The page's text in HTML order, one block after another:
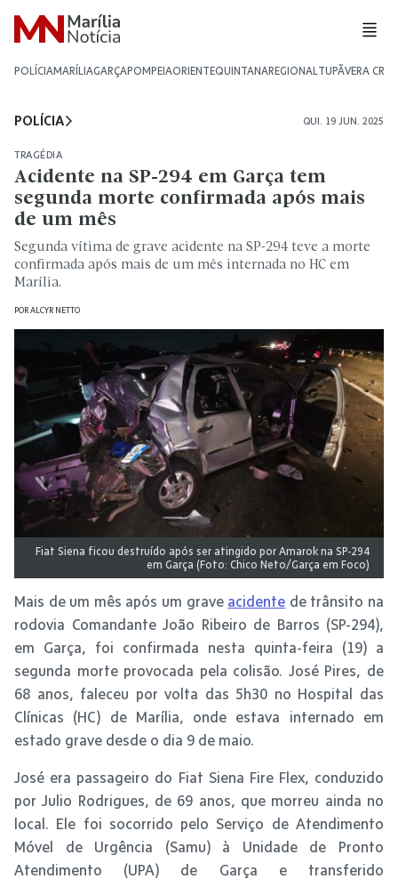
POLÍCIAMARÍLIAGARÇAPOMPEIAORIENTEQUINTANAREGIONALTUPÃVERA CRUZ
POLÍCIA QUI. 19 JUN. 2025
TRAGÉDIA
Acidente na SP-294 em Garça tem
segunda morte confirmada após mais
de um mês
Segunda vítima de grave acidente na SP-294 teve a morte
confirmada após mais de um mês internada no HC em
Marília.
PORALCYR NETTO
Fiat Siena ficou destruído após ser atingido por Amarok na SP-294
em Garça (Foto: Chico Neto/Garça em Foco)
Mais de um mês após um grave acidente de trânsito na
rodovia Comandante João Ribeiro de Barros (SP-294),
em Garça, foi confirmada nesta quinta-feira (19) a
segunda morte provocada pela colisão. José Pires, de
68 anos, faleceu por volta das 5h30 no Hospital das
Clínicas (HC) de Marília, onde estava internado em
estado grave desde o dia 9 de maio.
José era passageiro do Fiat Siena Fire Flex, conduzido
por Julio Rodrigues, de 69 anos, que morreu ainda no
local. Ele foi socorrido pelo Serviço de Atendimento
Móvel de Urgência (Samu) à Unidade de Pronto
Atendimento (UPA) de Garça e transferido